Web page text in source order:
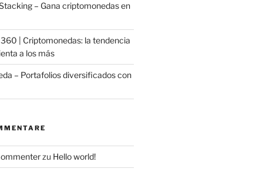
– Gana criptomonedas en
| Criptomonedas: la tendencia
a los más
– Portafolios diversificados con
zu Hello world!